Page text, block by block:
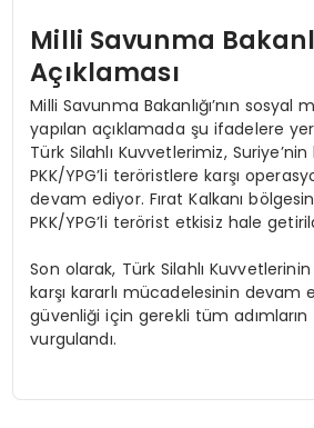
Milli Savunma
Açıklaması
Milli Savunma Bakanlığı’nın sosyal
yapılan açıklamada şu ifadelere
Türk Silahlı Kuvvetlerimiz,
PKK/YPG’li teröristlere karşı
devam ediyor. Fırat Kalkanı
PKK/YPG’li terörist etkisiz hale
Son olarak, Türk Silahlı
karşı kararlı mücadelesinin devam
güvenliği için gerekli tüm adımların
vurgulandı.